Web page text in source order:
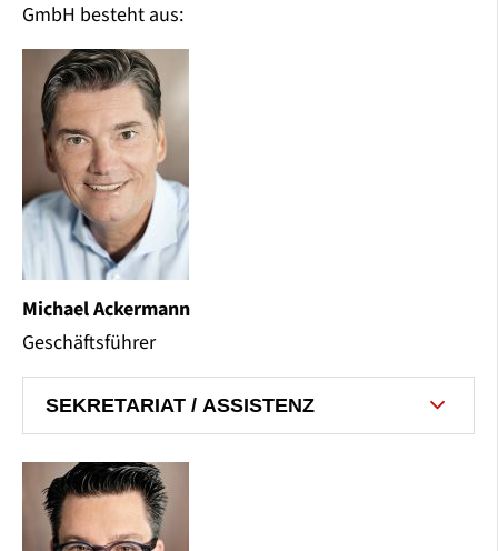
GmbH besteht aus:
Michael Ackermann
Geschäftsführer
SEKRETARIAT / ASSISTENZ